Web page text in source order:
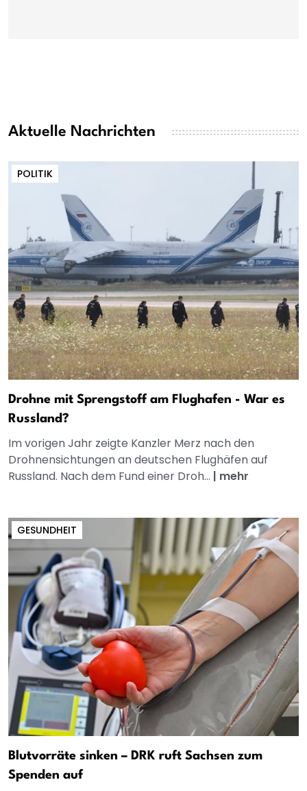
Aktuelle Nachrichten
POLITIK
Drohne mit Sprengstoff am Flughafen - War es
Russland?
Im vorigen Jahr zeigte Kanzler Merz nach den
Drohnensichtungen an deutschen Flughäfen auf
Russland. Nach dem Fund einer Droh... | mehr
GESUNDHEIT
Blutvorräte sinken – DRK ruft Sachsen zum
Spenden auf